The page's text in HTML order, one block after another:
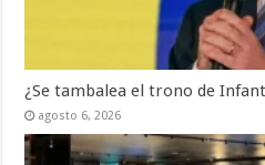
¿Se tambalea el trono de
agosto 6, 2026